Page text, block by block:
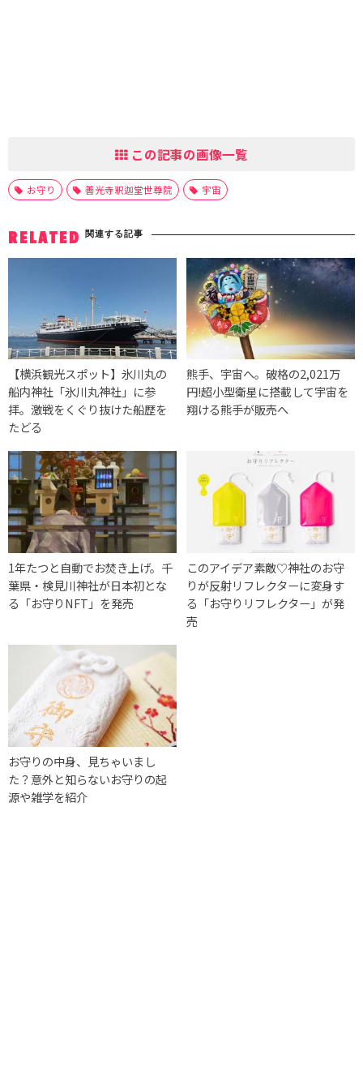
この記事の画像一覧
お守り 善光寺釈迦堂世尊院 宇宙
RELATED 関連する記事
【横浜観光スポット】氷川丸の
船内神社「氷川丸神社」に参
拝。激戦をくぐり抜けた船歴を
たどる
熊手、宇宙へ。破格の2,021万
円!超小型衛星に搭載して宇宙を
翔ける熊手が販売へ
1年たつと自動でお焚き上げ。千
葉県・検見川神社が日本初とな
る「お守りNFT」を発売
このアイデア素敵♡神社のお守
りが反射リフレクターに変身す
る「お守りリフレクター」が発
売
お守りの中身、見ちゃいまし
た？意外と知らないお守りの起
源や雑学を紹介